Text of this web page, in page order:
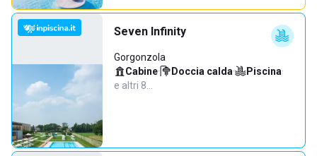
Seven Infinity
Gorgonzola
Cabine· Doccia calda· Piscina·
e altri 8…